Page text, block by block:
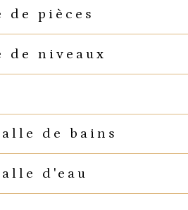
de pièces
de niveaux
de bains
d'eau